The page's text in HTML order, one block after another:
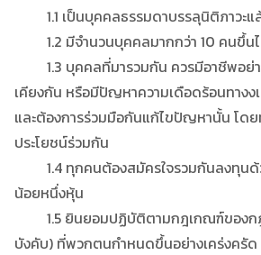
1.1 เป็นบุคคลธรรมดาบรรลุนิติภาวะแ
1.2 มีจำนวนบุคคลมากกว่า 10 คนขึ้น
1.3 บุคคลที่มารวมกัน ควรมีอาชีพอย่า
เคียงกัน หรือมีปัญหาความเดือดร้อนทาง
และต้องการร่วมมือกันแก้ไขปัญหานั้น โดย
ประโยชน์ร่วมกัน
1.4 ทุกคนต้องสมัครใจรวมกันลงทุนด้
น้อยหนึ่งหุ้น
1.5 ยินยอมปฏิบัติตามกฎเกณฑ์ของก
บังคับ) ที่พวกตนกำหนดขึ้นอย่างเคร่งครัด